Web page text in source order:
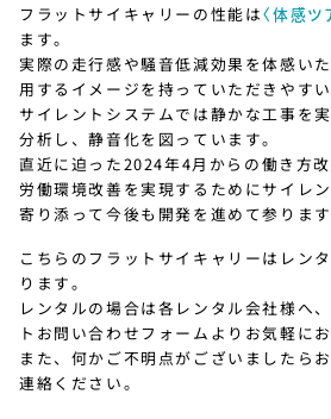
フラットサイキャリーの性能は〈体感ツ
ます。
実際の走行感や騒音低減効果を体感い
用するイメージを持っていただきやすい
サイレントシステムでは静かな工事を
分析し、静音化を図っています。
直近に迫った2024年4月からの働き方
労働環境改善を実現するためにサイレ
寄り添って今後も開発を進めて参ります
こちらのフラットサイキャリーはレン
ります。
レンタルの場合は各レンタル会社様へ
トお問い合わせフォームよりお気軽に
また、何かご不明点がございましたら
連絡ください。